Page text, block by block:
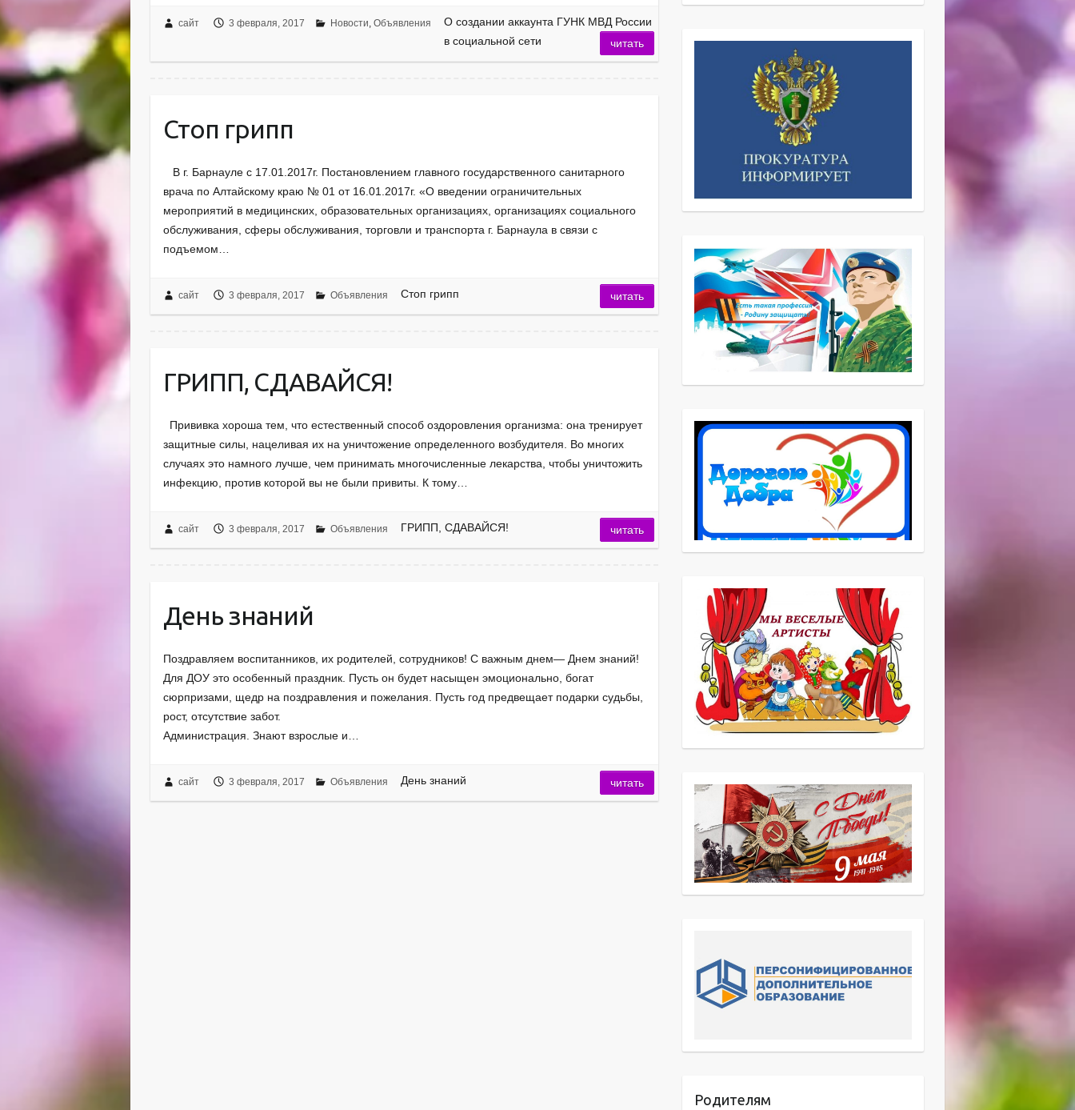
сайт 3 февраля, 2017 Новости, Объявления
О создании аккаунта ГУНК МВД России
в социальной сети
читать
Стоп грипп
В г. Барнауле с 17.01.2017г. Постановлением главного государственного санитарного
врача по Алтайскому краю № 01 от 16.01.2017г. «О введении ограничительных
мероприятий в медицинских, образовательных организациях, организациях социального
обслуживания, сферы обслуживания, торговли и транспорта г. Барнаула в связи с
подъемом…
сайт 3 февраля, 2017 Объявления Стоп грипп читать
ГРИПП, СДАВАЙСЯ!
Прививка хороша тем, что естественный способ оздоровления организма: она тренирует
защитные силы, нацеливая их на уничтожение определенного возбудителя. Во многих
случаях это намного лучше, чем принимать многочисленные лекарства, чтобы уничтожить
инфекцию, против которой вы не были привиты. К тому…
сайт 3 февраля, 2017 Объявления ГРИПП, СДАВАЙСЯ! читать
День знаний
Поздравляем воспитанников, их родителей, сотрудников! С важным днем— Днем знаний!
Для ДОУ это особенный праздник. Пусть он будет насыщен эмоционально, богат
сюрпризами, щедр на поздравления и пожелания. Пусть год предвещает подарки судьбы,
рост, отсутствие забот.
Администрация. Знают взрослые и…
сайт 3 февраля, 2017 Объявления День знаний читать
Родителям